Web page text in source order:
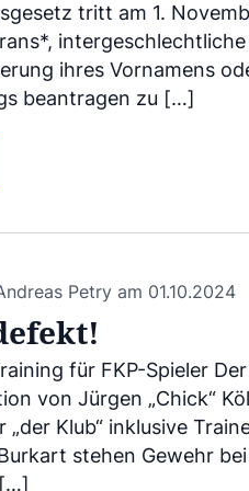
tritt am 1.
ihres Vornamens
beantragen zu […]
Petry am 01.10.2024
für FKP-Spieler
von Jürgen „Chick“
Klub“ inklusive
stehen Gewehr